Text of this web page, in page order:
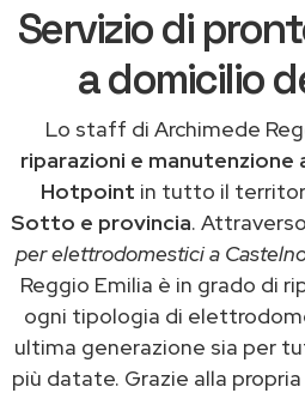
Servizio di
a domicilio
Lo staff di Archimede
riparazioni e manutenzione
Hotpoint in tutto il
Sotto e provincia.
per elettrodomestici a
Reggio Emilia è in grado di
ogni tipologia di
ultima generazione sia per
più datate. Grazie alla